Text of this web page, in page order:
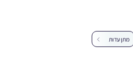
מתן עדות